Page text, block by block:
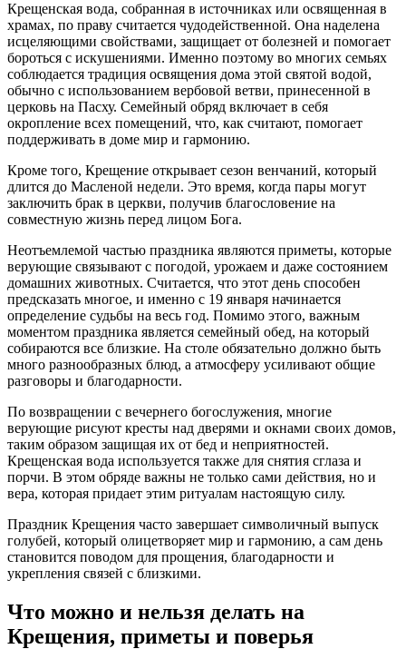
Крещенская вода, собранная в источниках или освященная в
храмах, по праву считается чудодейственной. Она наделена
исцеляющими свойствами, защищает от болезней и помогает
бороться с искушениями. Именно поэтому во многих семьях
соблюдается традиция освящения дома этой святой водой,
обычно с использованием вербовой ветви, принесенной в
церковь на Пасху. Семейный обряд включает в себя
окропление всех помещений, что, как считают, помогает
поддерживать в доме мир и гармонию.
Кроме того, Крещение открывает сезон венчаний, который
длится до Масленой недели. Это время, когда пары могут
заключить брак в церкви, получив благословение на
совместную жизнь перед лицом Бога.
Неотъемлемой частью праздника являются приметы, которые
верующие связывают с погодой, урожаем и даже состоянием
домашних животных. Считается, что этот день способен
предсказать многое, и именно с 19 января начинается
определение судьбы на весь год. Помимо этого, важным
моментом праздника является семейный обед, на который
собираются все близкие. На столе обязательно должно быть
много разнообразных блюд, а атмосферу усиливают общие
разговоры и благодарности.
По возвращении с вечернего богослужения, многие
верующие рисуют кресты над дверями и окнами своих домов,
таким образом защищая их от бед и неприятностей.
Крещенская вода используется также для снятия сглаза и
порчи. В этом обряде важны не только сами действия, но и
вера, которая придает этим ритуалам настоящую силу.
Праздник Крещения часто завершает символичный выпуск
голубей, который олицетворяет мир и гармонию, а сам день
становится поводом для прощения, благодарности и
укрепления связей с близкими.
Что можно и нельзя делать на
Крещения, приметы и поверья